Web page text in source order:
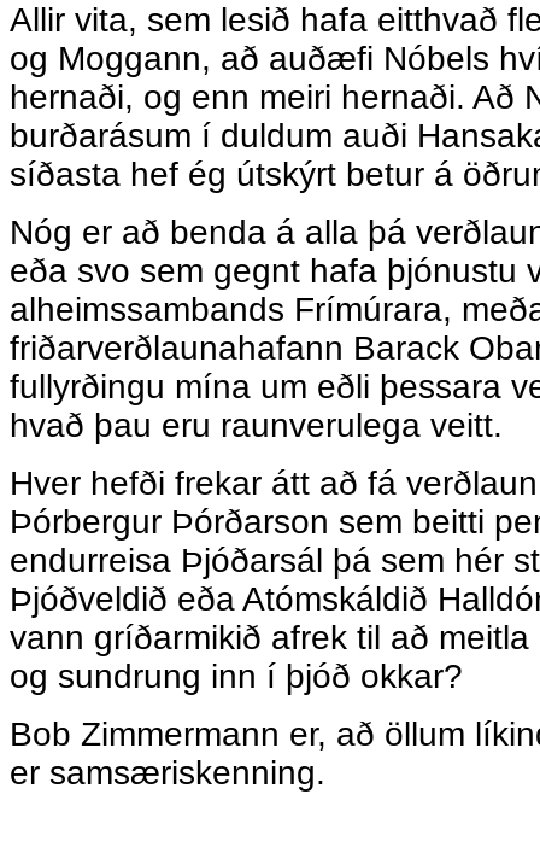
Allir vita, sem lesið hafa eitthvað
og Moggann, að auðæfi Nóbels
hernaði, og enn meiri hernaði. Að
burðarásum í duldum auði
síðasta hef ég útskýrt betur á
Nóg er að benda á alla þá
eða svo sem gegnt hafa þjónustu
alheimssambands Frímúrara,
friðarverðlaunahafann Barack
fullyrðingu mína um eðli þessara
hvað þau eru raunverulega veitt.
Hver hefði frekar átt að fá
Þórbergur Þórðarson sem beitti
endurreisa Þjóðarsál þá sem hér
Þjóðveldið eða Atómskáldið
vann gríðarmikið afrek til að
og sundrung inn í þjóð okkar?
Bob Zimmermann er, að öllum
er samsæriskenning.